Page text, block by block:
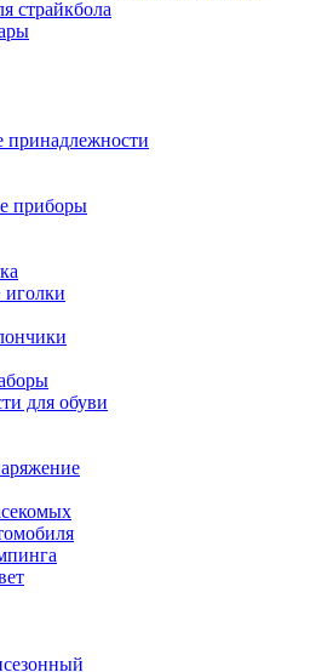
страйкбола
принадлежности
приборы
для обуви